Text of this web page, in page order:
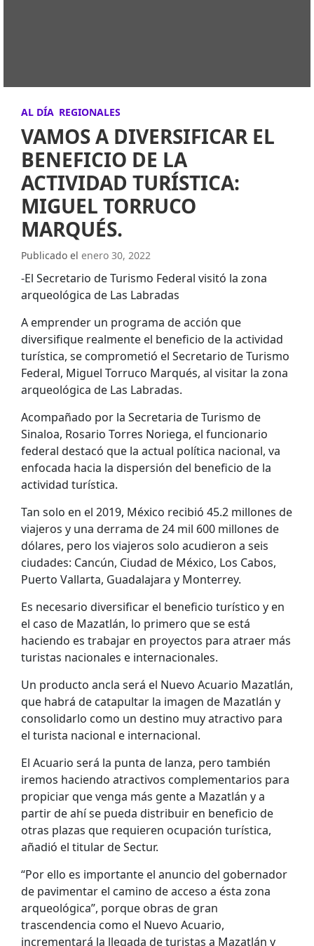
AL DÍA REGIONALES
VAMOS A DIVERSIFICAR EL
BENEFICIO DE LA
ACTIVIDAD TURÍSTICA:
MIGUEL TORRUCO
MARQUÉS.
Publicado el enero 30, 2022
-El Secretario de Turismo Federal visitó la zona
arqueológica de Las Labradas
A emprender un programa de acción que
diversifique realmente el beneficio de la actividad
turística, se comprometió el Secretario de Turismo
Federal, Miguel Torruco Marqués, al visitar la zona
arqueológica de Las Labradas.
Acompañado por la Secretaria de Turismo de
Sinaloa, Rosario Torres Noriega, el funcionario
federal destacó que la actual política nacional, va
enfocada hacia la dispersión del beneficio de la
actividad turística.
Tan solo en el 2019, México recibió 45.2 millones de
viajeros y una derrama de 24 mil 600 millones de
dólares, pero los viajeros solo acudieron a seis
ciudades: Cancún, Ciudad de México, Los Cabos,
Puerto Vallarta, Guadalajara y Monterrey.
Es necesario diversificar el beneficio turístico y en
el caso de Mazatlán, lo primero que se está
haciendo es trabajar en proyectos para atraer más
turistas nacionales e internacionales.
Un producto ancla será el Nuevo Acuario Mazatlán,
que habrá de catapultar la imagen de Mazatlán y
consolidarlo como un destino muy atractivo para
el turista nacional e internacional.
El Acuario será la punta de lanza, pero también
iremos haciendo atractivos complementarios para
propiciar que venga más gente a Mazatlán y a
partir de ahí se pueda distribuir en beneficio de
otras plazas que requieren ocupación turística,
añadió el titular de Sectur.
“Por ello es importante el anuncio del gobernador
de pavimentar el camino de acceso a ésta zona
arqueológica”, porque obras de gran
trascendencia como el Nuevo Acuario,
incrementará la llegada de turistas a Mazatlán y